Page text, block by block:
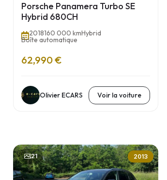
Porsche Panamera Turbo SE
Hybrid 680CH
2018160 000 kmHybrid
Boîte automatique
62,990 €
Olivier ECARS Voir la voiture
21 2013